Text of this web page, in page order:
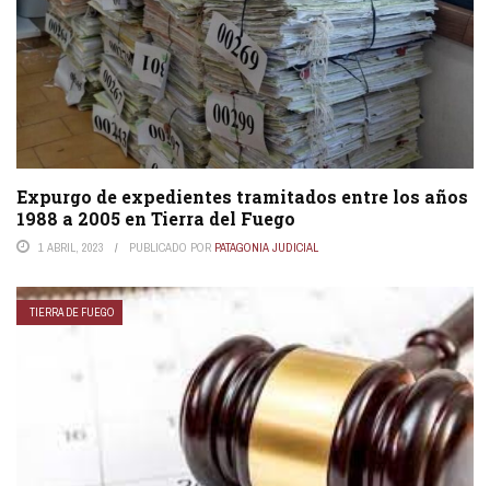
Expurgo de expedientes tramitados entre los años
1988 a 2005 en Tierra del Fuego
1 ABRIL, 2023 PUBLICADO POR PATAGONIA JUDICIAL
TIERRA DE FUEGO